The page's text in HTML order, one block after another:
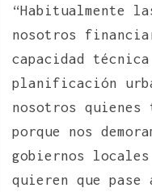
“Habitualmente
nosotros
capacidad
planificación
nosotros quienes
porque nos
gobiernos
quieren que